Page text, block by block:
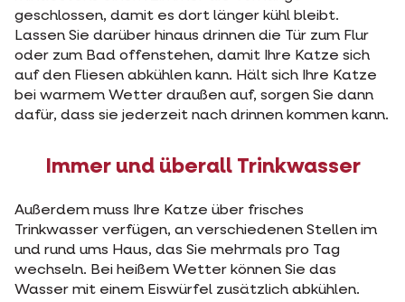
geschlossen, damit es dort länger kühl bleibt.
Lassen Sie darüber hinaus drinnen die Tür zum Flur
oder zum Bad offenstehen, damit Ihre Katze sich
auf den Fliesen abkühlen kann. Hält sich Ihre Katze
bei warmem Wetter draußen auf, sorgen Sie dann
dafür, dass sie jederzeit nach drinnen kommen kann.
Immer und überall Trinkwasser
Außerdem muss Ihre Katze über frisches
Trinkwasser verfügen, an verschiedenen Stellen im
und rund ums Haus, das Sie mehrmals pro Tag
wechseln. Bei heißem Wetter können Sie das
Wasser mit einem Eiswürfel zusätzlich abkühlen.